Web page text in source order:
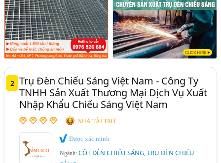
2 Trụ Đèn Chiếu Sáng Việt Nam - Công Ty
TNHH Sản Xuất Thương Mại Dịch Vụ Xuất
Nhập Khẩu Chiếu Sáng Việt Nam
NHÀ TÀI TRỢ
Được xác minh
Ngành:CỘT ĐÈN CHIẾU SÁNG, TRỤ ĐÈN CHIẾU